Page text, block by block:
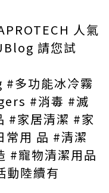
人氣
請您試
多功能冰冷霧
#消毒 #滅
#家居清潔 #家
常用 品 #清潔
#寵物清潔用品
動陸續有